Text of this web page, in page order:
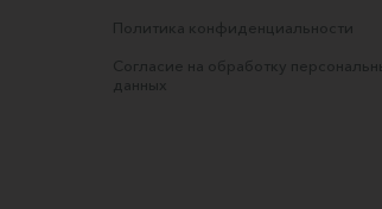
Политика конфиденциальности
Согласие на обработку
данных